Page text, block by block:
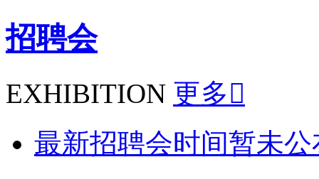
招聘会
EXHIBITION 更多
最新招聘会时间暂未